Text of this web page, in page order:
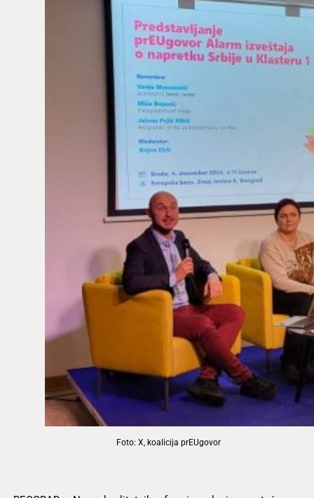
Foto: X, koalicija prEUgovor